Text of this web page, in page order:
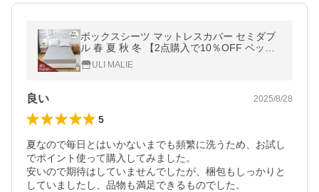
ボックスシーツ マットレスカバー セミダブ
ル 春 夏 秋 冬 【2点購入で10％OFF ベッド
シーツ ベッドカバー 吸湿速乾 北欧風 防塵
通気性抜群 丸洗い可能 通気性
ULI MALIE
良い 2025/8/28
5
夏なので毎日とはいかないまでも頻繁に洗うため、お試し
でポイント使って購入してみました。
安いので期待はしていませんでしたが、梱包もしっかりと
していましたし、品物も満足できるものでした。